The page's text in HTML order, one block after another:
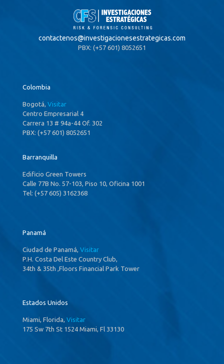
contactenos@investigacionesestrategicas.com
PBX: (+57 601) 8052651
Colombia
Bogotá, Visitar
Centro Empresarial 4
Carrera 13 # 94a-44 Of. 302
PBX: (+57 601) 8052651
Barranquilla
Edificio Green Towers
Calle 77B No. 57-103, Piso 10, Oficina 1001
Tel: (+57 605) 3162368
Panamá
Ciudad de Panamá, Visitar
P.H. Costa Del Este Country Club,
34th & 35th ,Floors Financial Park Tower
Estados Unidos
Miami, Florida, Visitar
175 Sw 7th St 1524 Miami, Fl 33130